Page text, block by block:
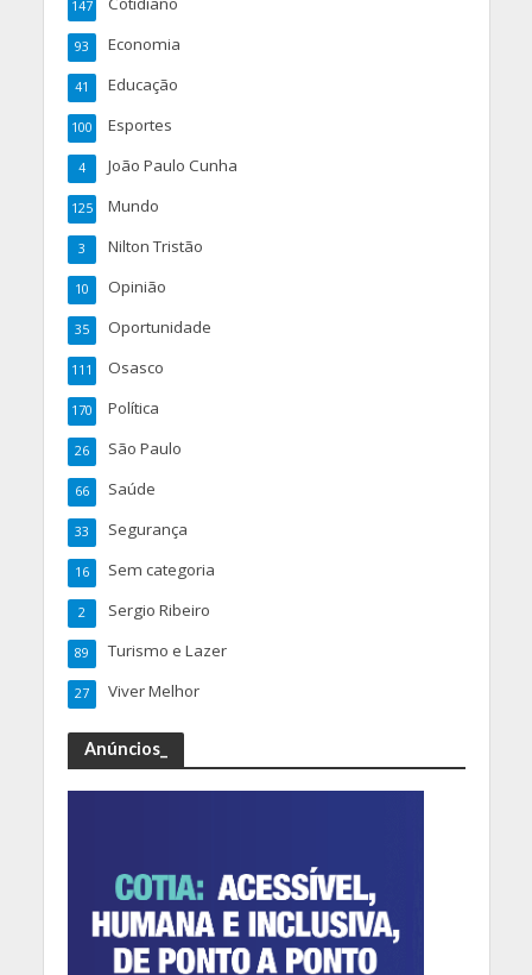
147
Economia
93
Educação
41
Esportes
100
João Paulo Cunha
4
Mundo
125
Nilton Tristão
3
Opinião
10
Oportunidade
35
Osasco
111
Política
170
São Paulo
26
Saúde
66
Segurança
33
Sem categoria
16
Sergio Ribeiro
2
Turismo e Lazer
89
Viver Melhor
27
Anúncios_